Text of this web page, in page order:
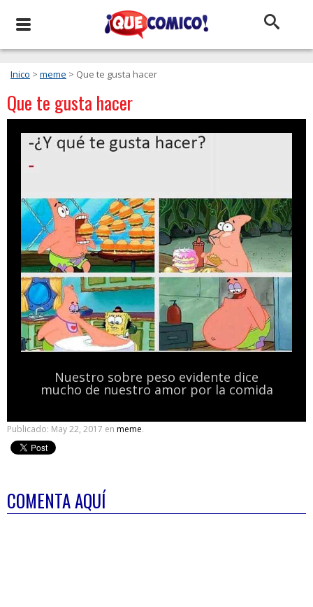
Inico > meme > Que te gusta hacer
Que te gusta hacer
Nuestro sobre peso evidente dice
mucho de nuestro amor por la comida
Publicado: May 22, 2017 en meme.
COMENTA AQUÍ